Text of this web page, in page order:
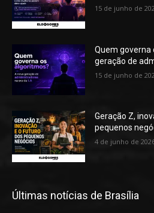
15 de junho de
Quem governa
geração de
15 de junho de
Geração Z,
pequenos
4 de junho de
Últimas notícias de Brasília